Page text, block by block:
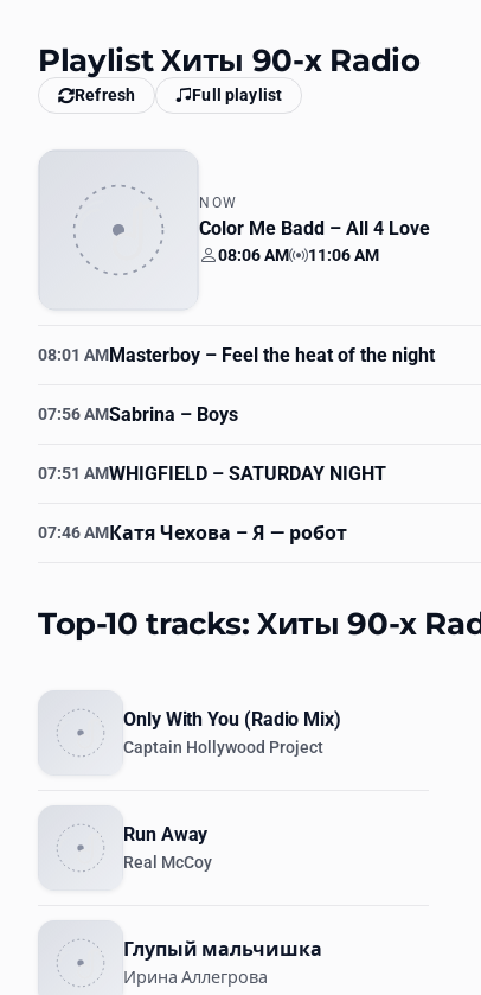
Playlist Хиты 90-х Radio
Refresh Full playlist
NOW
Color Me Badd – All 4 Love
Your time
08:06 AM Station time
11:06 AM
08:01 AMMasterboy – Feel the heat of the night
07:56 AMSabrina – Boys
07:51 AMWHIGFIELD – SATURDAY NIGHT
07:46 AMКатя Чехова – Я — робот
Top-10 tracks: Хиты 90-х
Only With You (Radio Mix)
Captain Hollywood Project
Run Away
Real McCoy
Глупый мальчишка
Ирина Аллегрова